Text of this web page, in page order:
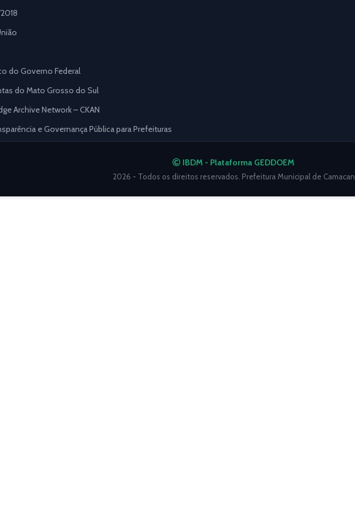
do Governo Federal
do Mato Grosso do Sul
Archive Network – CKAN
e Governança Pública para Prefeituras
IBDM - Plataforma GEDDOEM
2026 - Todos os direitos reservados. Prefeitura Municipal de Camacan